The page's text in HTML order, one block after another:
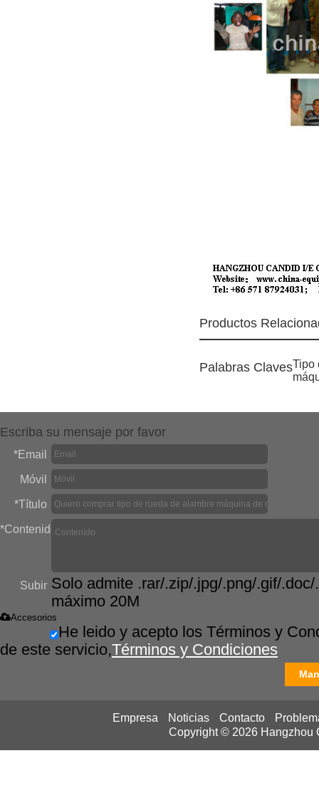
Productos
Palabras ClavesTipo
Escriba su mensaje por favor
*Email
Móvil
*Título
*Contenido
Subir Solo admite .rar/.zip/.jpg/.png/.gif/
máximo 20M
Accesorios
He leido y acepto los Términos y
de este servicio,Términos y Condiciones
Empresa Noticias Contacto
Copyright © 2026 Hangzhou